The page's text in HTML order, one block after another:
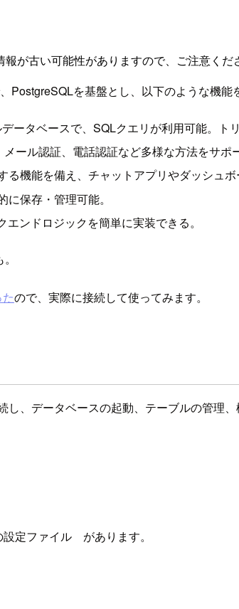
が古い可能性がありますので、ご注意くだ
を基盤とし、以下のような機
ータベースで、SQLクエリが利用可能。ト
ール認証、電話認証など多様な方法をサポー
機能を備え、チャットアプリやダッシュボ
保存・管理可能。
ンドロジックを簡単に実装できる。
ので、実際に接続して使ってみます。
、データベースの起動、テーブルの管理
定ファイル があります。